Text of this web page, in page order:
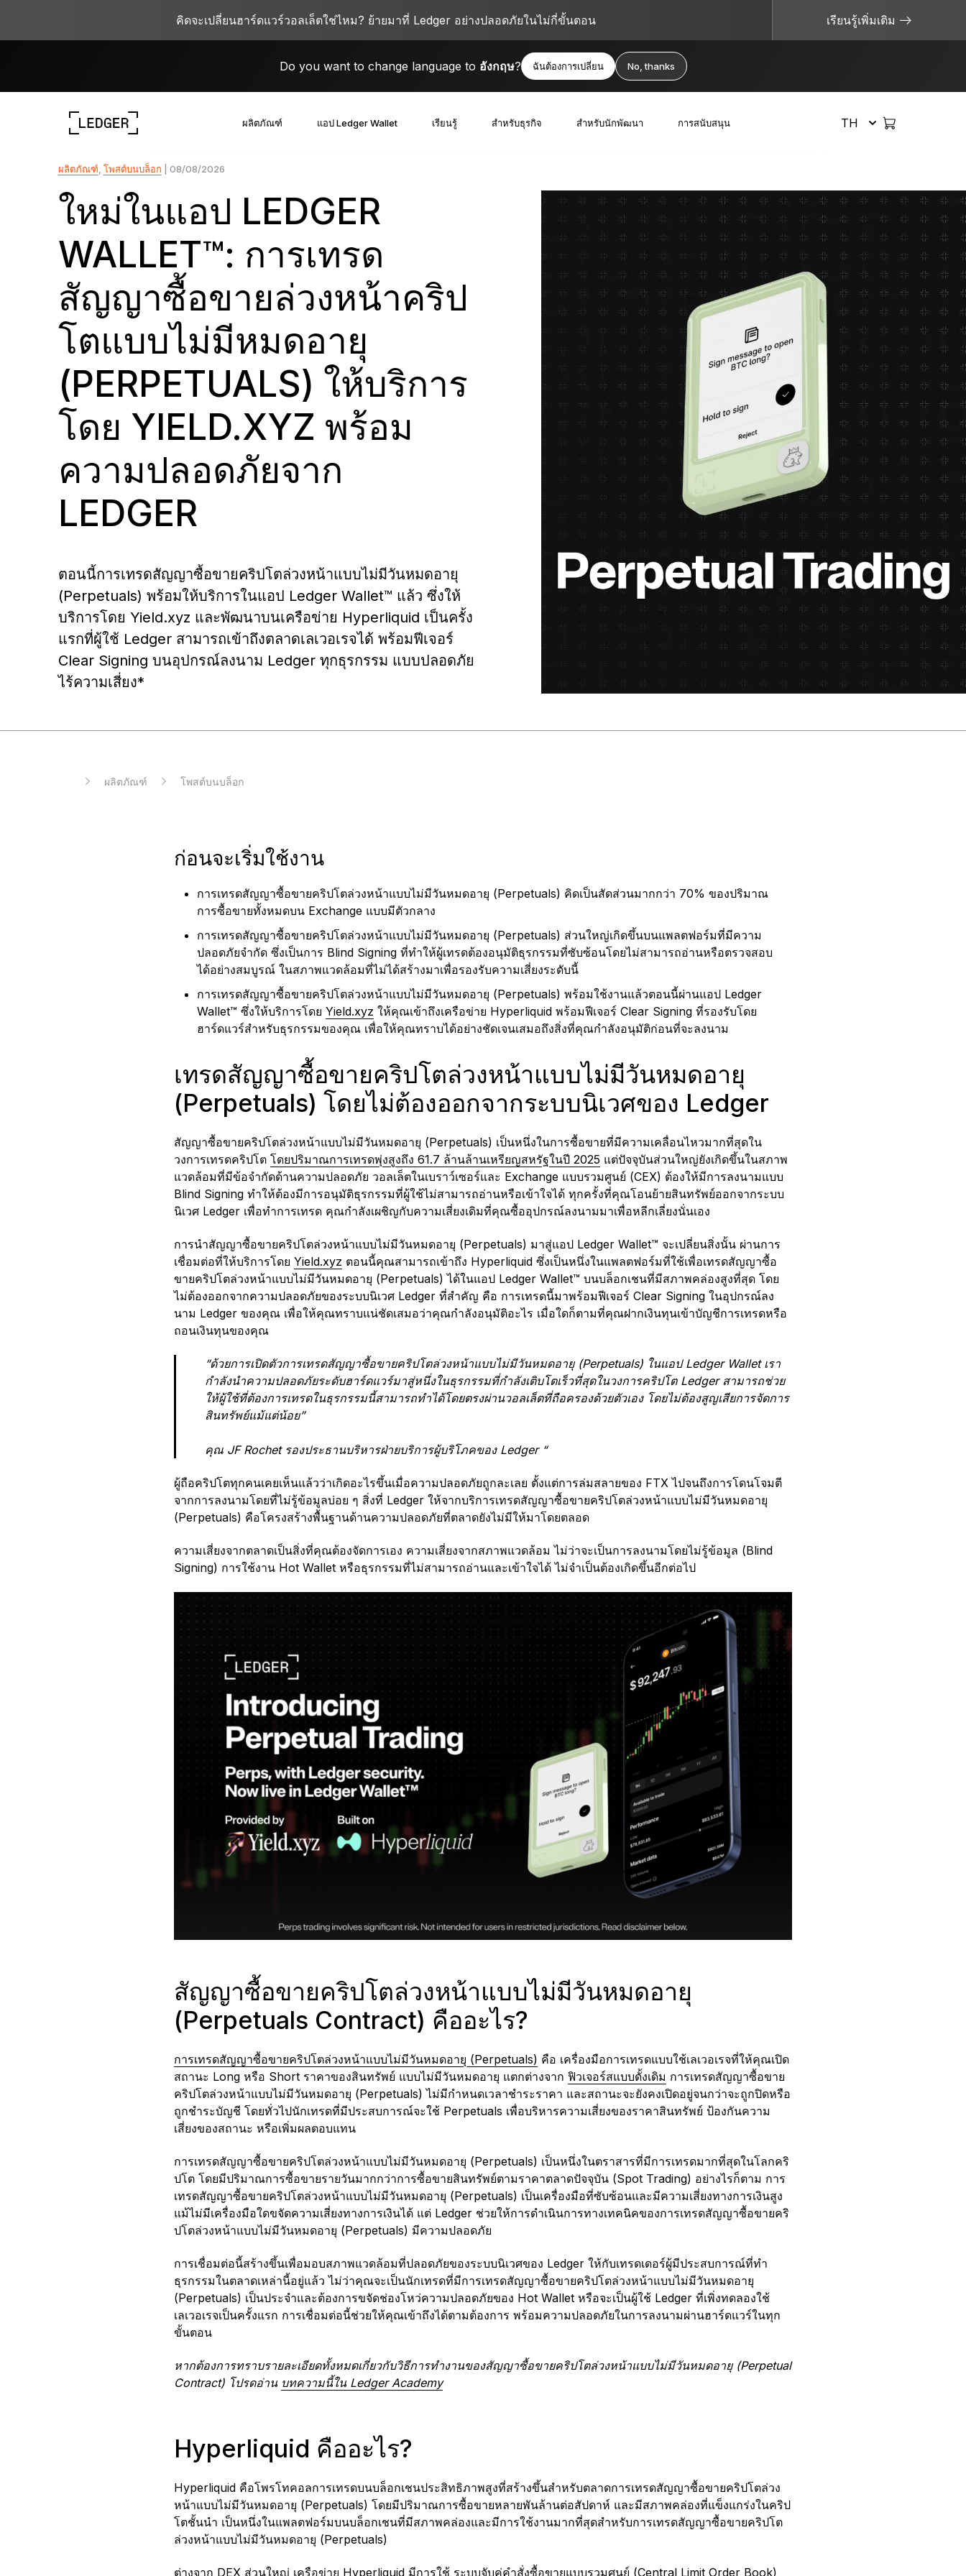
คิดจะเปลี่ยนฮาร์ดแวร์วอลเล็ตใช่ไหม? ย้ายมาที่ Ledger อย่างปลอดภัยในไม่กี่ขั้นตอน เรียนรู้เพิ่มเติม
Do you want to change language to อังกฤษ? ฉันต้องการเปลี่ยน No, thanks
ผลิตภัณฑ์
ดูอุปกรณ์ของเรา
Ledger Stax Ledger Flex
Ledger Nano
สีใหม่ล่าสุด
เลือกช็อป
Hardware Wallet
แพ็กเกจหรือเซ็ต
อุปกรณ์เสริม
ระบบสำรองวลีกู้คืน
รุ่นลิมิเต็ด
ดูผลิตภัณฑ์ทั้งหมด
Compare Ledger signers
แอป Ledger Wallet
ระบบนิเวศของ Ledger
แอป Ledger Wallet
แอปคริปโตวอลเล็ตและเกตเวย์
Web3
Ledger Agent Stack
อุปกรณ์ลงนามจัดการธุรกรรม
ระบบสำรองวลีกู้คืน
ปลอดภัยยิ่งขึ้นด้วยการสำรอง
ข้อมูลหลากหลายรูปแบบ
ใช้จ่ายด้วยคริปโต หรือใช้คริป
โตเป็นหลักประกัน
จัดการคริปโตอย่างปลอดภัย
Bitcoin Wallet
Ethereum Wallet
Solana Wallet
ซื้อคริปโต
สวอปคริปโต
สเตคคริปโต
All supported crypto
เรียนรู้
เรียนรู้เกี่ยวกับ Web3
Ledger Academy
เรียนรู้เกี่ยวกับคริปโตและ
Web3 อย่างปลอดภัย
Ledger Quest
ทำภารกิจ Web3 และรับ NFT
บล็อก
ข่าวสารเกี่ยวกับ Web3 และ
Ledger ทั้งหมด
แหล่งข้อมูลที่มีประโยชน์
จะเกิดอะไรขึ้นหากฉันทำ Ledger หาย?
ไม่ใช่คีย์ของคุณ ไม่ใช่เหรียญของคุณ
Cold Wallet คืออะไร?
Private Key คืออะไร?
คริปโตวอลเล็ตคืออะไร?
สำหรับธุรกิจ
ร่วมงานกับ Ledger
Ledger Enterprise
แพลตฟอร์มสินทรัพย์ดิจิทัล
แบบครบวงจรสำหรับสถาบัน
Ledger Multisig
สำหรับผู้บริหารที่ต้องเคลื่อน
ย้ายเงินมูลค่าหลายล้าน
พาร์ทเนอร์ของ Ledger
เป็นตัวแทนจำหน่ายหรือ
Affiliate ของ Ledger
Co-brand กับ Ledger
โอกาสในการปรับแต่งอุปกรณ์
สำหรับนักพัฒนา การสนับสนุน
ดูอุปกรณ์ของเรา
Ledger Stax Ledger Flex
Ledger NanoGen5
สีใหม่ล่าสุด
Hardware Wallet
แพ็กเกจหรือเซ็ต
Compare Ledger signers
TH
TH
ผลิตภัณฑ์ โพสต์บนบล็อก | 08/08/2026
ใหม่ในแอป LEDGER
WALLET™: การเทรด
สัญญาซื้อขายล่วงหน้าคริป
โตแบบไม่มีหมดอายุ
(PERPETUALS) ให้บริการ
โดย YIELD.XYZ พร้อม
ความปลอดภัยจาก
LEDGER
ตอนนี้การเทรดสัญญาซื้อขายคริปโตล่วงหน้าแบบไม่มีวันหมดอายุ
(Perpetuals) พร้อมให้บริการในแอป Ledger Wallet™ แล้ว ซึ่งให้
บริการโดย Yield.xyz และพัฒนาบนเครือข่าย Hyperliquid เป็นครั้ง
แรกที่ผู้ใช้ Ledger สามารถเข้าถึงตลาดเลเวอเรจได้ พร้อมฟีเจอร์
Clear Signing บนอุปกรณ์ลงนาม Ledger ทุกธุรกรรม แบบปลอดภัย
ไร้ความเสี่ยง*
ผลิตภัณฑ์ โพสต์บนบล็อก
ก่อนจะเริ่มใช้งาน
การเทรดสัญญาซื้อขายคริปโตล่วงหน้าแบบไม่มีวันหมดอายุ (Perpetuals) คิดเป็นสัดส่วนมากกว่า 70% ของปริมาณ
การซื้อขายทั้งหมดบน Exchange แบบมีตัวกลาง
การเทรดสัญญาซื้อขายคริปโตล่วงหน้าแบบไม่มีวันหมดอายุ (Perpetuals) ส่วนใหญ่เกิดขึ้นบนแพลตฟอร์มที่มีความ
ปลอดภัยจำกัด ซึ่งเป็นการ Blind Signing ที่ทำให้ผู้เทรดต้องอนุมัติธุรกรรมที่ซับซ้อนโดยไม่สามารถอ่านหรือตรวจสอบ
ได้อย่างสมบูรณ์ ในสภาพแวดล้อมที่ไม่ได้สร้างมาเพื่อรองรับความเสี่ยงระดับนี้
การเทรดสัญญาซื้อขายคริปโตล่วงหน้าแบบไม่มีวันหมดอายุ (Perpetuals) พร้อมใช้งานแล้วตอนนี้ผ่านแอป Ledger
Wallet™ ซึ่งให้บริการโดย Yield.xyz ให้คุณเข้าถึงเครือข่าย Hyperliquid พร้อมฟีเจอร์ Clear Signing ที่รองรับโดย
ฮาร์ดแวร์สำหรับธุรกรรมของคุณ เพื่อให้คุณทราบได้อย่างชัดเจนเสมอถึงสิ่งที่คุณกำลังอนุมัติก่อนที่จะลงนาม
เทรดสัญญาซื้อขายคริปโตล่วงหน้าแบบไม่มีวันหมดอายุ
(Perpetuals) โดยไม่ต้องออกจากระบบนิเวศของ Ledger
สัญญาซื้อขายคริปโตล่วงหน้าแบบไม่มีวันหมดอายุ (Perpetuals) เป็นหนึ่งในการซื้อขายที่มีความเคลื่อนไหวมากที่สุดใน
วงการเทรดคริปโต โดยปริมาณการเทรดพุ่งสูงถึง 61.7 ล้านล้านเหรียญสหรัฐในปี 2025 แต่ปัจจุบันส่วนใหญ่ยังเกิดขึ้นในสภาพ
แวดล้อมที่มีข้อจำกัดด้านความปลอดภัย วอลเล็ตในเบราว์เซอร์และ Exchange แบบรวมศูนย์ (CEX) ต้องให้มีการลงนามแบบ
Blind Signing ทำให้ต้องมีการอนุมัติธุรกรรมที่ผู้ใช้ไม่สามารถอ่านหรือเข้าใจได้ ทุกครั้งที่คุณโอนย้ายสินทรัพย์ออกจากระบบ
นิเวศ Ledger เพื่อทำการเทรด คุณกำลังเผชิญกับความเสี่ยงเดิมที่คุณซื้ออุปกรณ์ลงนามมาเพื่อหลีกเลี่ยงนั่นเอง
การนำสัญญาซื้อขายคริปโตล่วงหน้าแบบไม่มีวันหมดอายุ (Perpetuals) มาสู่แอป Ledger Wallet™ จะเปลี่ยนสิ่งนั้น ผ่านการ
เชื่อมต่อที่ให้บริการโดย Yield.xyz ตอนนี้คุณสามารถเข้าถึง Hyperliquid ซึ่งเป็นหนึ่งในแพลตฟอร์มที่ใช้เพื่อเทรดสัญญาซื้อ
ขายคริปโตล่วงหน้าแบบไม่มีวันหมดอายุ (Perpetuals) ได้ในแอป Ledger Wallet™ บนบล็อกเชนที่มีสภาพคล่องสูงที่สุด โดย
ไม่ต้องออกจากความปลอดภัยของระบบนิเวศ Ledger ที่สำคัญ คือ การเทรดนี้มาพร้อมฟีเจอร์ Clear Signing ในอุปกรณ์ลง
นาม Ledger ของคุณ เพื่อให้คุณทราบแน่ชัดเสมอว่าคุณกำลังอนุมัติอะไร เมื่อใดก็ตามที่คุณฝากเงินทุนเข้าบัญชีการเทรดหรือ
ถอนเงินทุนของคุณ
“ด้วยการเปิดตัวการเทรดสัญญาซื้อขายคริปโตล่วงหน้าแบบไม่มีวันหมดอายุ (Perpetuals) ในแอป Ledger Wallet เรา
กำลังนำความปลอดภัยระดับฮาร์ดแวร์มาสู่หนึ่งในธุรกรรมที่กำลังเติบโตเร็วที่สุดในวงการคริปโต Ledger สามารถช่วย
ให้ผู้ใช้ที่ต้องการเทรดในธุรกรรมนี้สามารถทำได้โดยตรงผ่านวอลเล็ตที่ถือครองด้วยตัวเอง โดยไม่ต้องสูญเสียการจัดการ
สินทรัพย์แม้แต่น้อย”
คุณ JF Rochet รองประธานบริหารฝ่ายบริการผู้บริโภคของ Ledger “
ผู้ถือคริปโตทุกคนเคยเห็นแล้วว่าเกิดอะไรขึ้นเมื่อความปลอดภัยถูกละเลย ตั้งแต่การล่มสลายของ FTX ไปจนถึงการโดนโจมตี
จากการลงนามโดยที่ไม่รู้ข้อมูลบ่อย ๆ สิ่งที่ Ledger ให้จากบริการเทรดสัญญาซื้อขายคริปโตล่วงหน้าแบบไม่มีวันหมดอายุ
(Perpetuals) คือโครงสร้างพื้นฐานด้านความปลอดภัยที่ตลาดยังไม่มีให้มาโดยตลอด
ความเสี่ยงจากตลาดเป็นสิ่งที่คุณต้องจัดการเอง ความเสี่ยงจากสภาพแวดล้อม ไม่ว่าจะเป็นการลงนามโดยไม่รู้ข้อมูล (Blind
Signing) การใช้งาน Hot Wallet หรือธุรกรรมที่ไม่สามารถอ่านและเข้าใจได้ ไม่จำเป็นต้องเกิดขึ้นอีกต่อไป
สัญญาซื้อขายคริปโตล่วงหน้าแบบไม่มีวันหมดอายุ
(Perpetuals Contract) คืออะไร?
การเทรดสัญญาซื้อขายคริปโตล่วงหน้าแบบไม่มีวันหมดอายุ (Perpetuals) คือ เครื่องมือการเทรดแบบใช้เลเวอเรจที่ให้คุณเปิด
สถานะ Long หรือ Short ราคาของสินทรัพย์ แบบไม่มีวันหมดอายุ แตกต่างจาก ฟิวเจอร์สแบบดั้งเดิม การเทรดสัญญาซื้อขาย
คริปโตล่วงหน้าแบบไม่มีวันหมดอายุ (Perpetuals) ไม่มีกำหนดเวลาชำระราคา และสถานะจะยังคงเปิดอยู่จนกว่าจะถูกปิดหรือ
ถูกชำระบัญชี โดยทั่วไปนักเทรดที่มีประสบการณ์จะใช้ Perpetuals เพื่อบริหารความเสี่ยงของราคาสินทรัพย์ ป้องกันความ
เสี่ยงของสถานะ หรือเพิ่มผลตอบแทน
การเทรดสัญญาซื้อขายคริปโตล่วงหน้าแบบไม่มีวันหมดอายุ (Perpetuals) เป็นหนึ่งในตราสารที่มีการเทรดมากที่สุดในโลกคริ
ปโต โดยมีปริมาณการซื้อขายรายวันมากกว่าการซื้อขายสินทรัพย์ตามราคาตลาดปัจจุบัน (Spot Trading) อย่างไรก็ตาม การ
เทรดสัญญาซื้อขายคริปโตล่วงหน้าแบบไม่มีวันหมดอายุ (Perpetuals) เป็นเครื่องมือที่ซับซ้อนและมีความเสี่ยงทางการเงินสูง
แม้ไม่มีเครื่องมือใดขจัดความเสี่ยงทางการเงินได้ แต่ Ledger ช่วยให้การดำเนินการทางเทคนิคของการเทรดสัญญาซื้อขายคริ
ปโตล่วงหน้าแบบไม่มีวันหมดอายุ (Perpetuals) มีความปลอดภัย
การเชื่อมต่อนี้สร้างขึ้นเพื่อมอบสภาพแวดล้อมที่ปลอดภัยของระบบนิเวศของ Ledger ให้กับเทรดเดอร์ผู้มีประสบการณ์ที่ทำ
ธุรกรรมในตลาดเหล่านี้อยู่แล้ว ไม่ว่าคุณจะเป็นนักเทรดที่มีการเทรดสัญญาซื้อขายคริปโตล่วงหน้าแบบไม่มีวันหมดอายุ
(Perpetuals) เป็นประจำและต้องการขจัดช่องโหว่ความปลอดภัยของ Hot Wallet หรือจะเป็นผู้ใช้ Ledger ที่เพิ่งทดลองใช้
เลเวอเรจเป็นครั้งแรก การเชื่อมต่อนี้ช่วยให้คุณเข้าถึงได้ตามต้องการ พร้อมความปลอดภัยในการลงนามผ่านฮาร์ดแวร์ในทุก
ขั้นตอน
หากต้องการทราบรายละเอียดทั้งหมดเกี่ยวกับวิธีการทำงานของสัญญาซื้อขายคริปโตล่วงหน้าแบบไม่มีวันหมดอายุ (Perpetual
Contract) โปรดอ่าน บทความนี้ใน Ledger Academy
Hyperliquid คืออะไร?
Hyperliquid คือโพรโทคอลการเทรดบนบล็อกเชนประสิทธิภาพสูงที่สร้างขึ้นสำหรับตลาดการเทรดสัญญาซื้อขายคริปโตล่วง
หน้าแบบไม่มีวันหมดอายุ (Perpetuals) โดยมีปริมาณการซื้อขายหลายพันล้านต่อสัปดาห์ และมีสภาพคล่องที่แข็งแกร่งในคริป
โตชั้นนำ เป็นหนึ่งในแพลตฟอร์มบนบล็อกเชนที่มีสภาพคล่องและมีการใช้งานมากที่สุดสำหรับการเทรดสัญญาซื้อขายคริปโต
ล่วงหน้าแบบไม่มีวันหมดอายุ (Perpetuals)
ต่างจาก DEX ส่วนใหญ่ เครือข่าย Hyperliquid มีการใช้ ระบบจับคู่คำสั่งซื้อขายแบบรวมศูนย์ (Central Limit Order Book)